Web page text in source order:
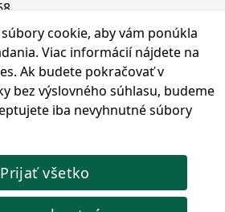
cookie, aby vám ponúkla
Viac informácií nájdete na
. Ak budete pokračovať v
bez výslovného súhlasu, budeme
iba nevyhnutné súbory
Prijať všetko
4, 831 06 Bratislava - m. č.